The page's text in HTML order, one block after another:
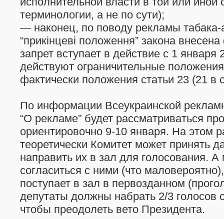
терминологии, а не по сути);
— наконец, по поводу рекламы
“прикiнцевi положення” закона
запрет вступает в действие с 1 января
действуют ограничительные
фактически положения статьи 23 (21 в
По информации Всеукраинской
“О рекламе” будет рассматриваться
ориентировочно 9-10 января. На этом
теоретически Комитет может принять
направить их в зал для голосования.
согласиться с ними (что
поступает в зал в первозданном
депутаты должны набрать 2/3 голосов
чтобы преодолеть вето Президента.